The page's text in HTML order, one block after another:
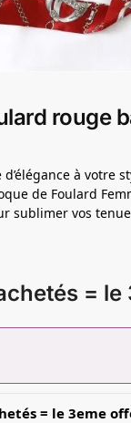
rouge
à votre
de Foulard
sublimer vos
= le
= le 3eme